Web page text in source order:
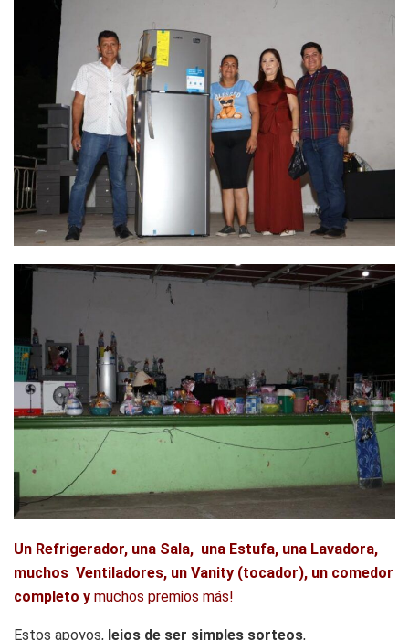
Un Refrigerador, una Sala, una Estufa, una Lavadora,
muchos Ventiladores, un Vanity (tocador), un comedor
completo y muchos premios más!
Estos apoyos, lejos de ser simples sorteos,